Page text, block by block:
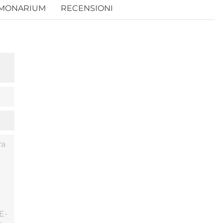
RECENSIONI